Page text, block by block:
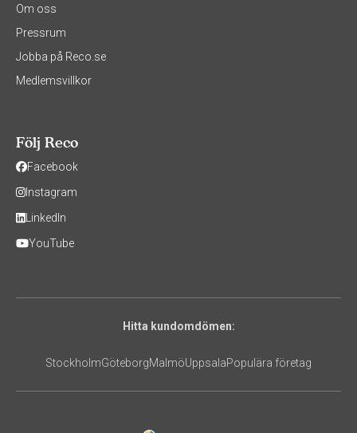
Om oss
Pressrum
Jobba på Reco.se
Medlemsvillkor
Följ Reco
Facebook
Instagram
LinkedIn
YouTube
Hitta kundomdömen:
StockholmGöteborgMalmöUppsalaPopulära företag